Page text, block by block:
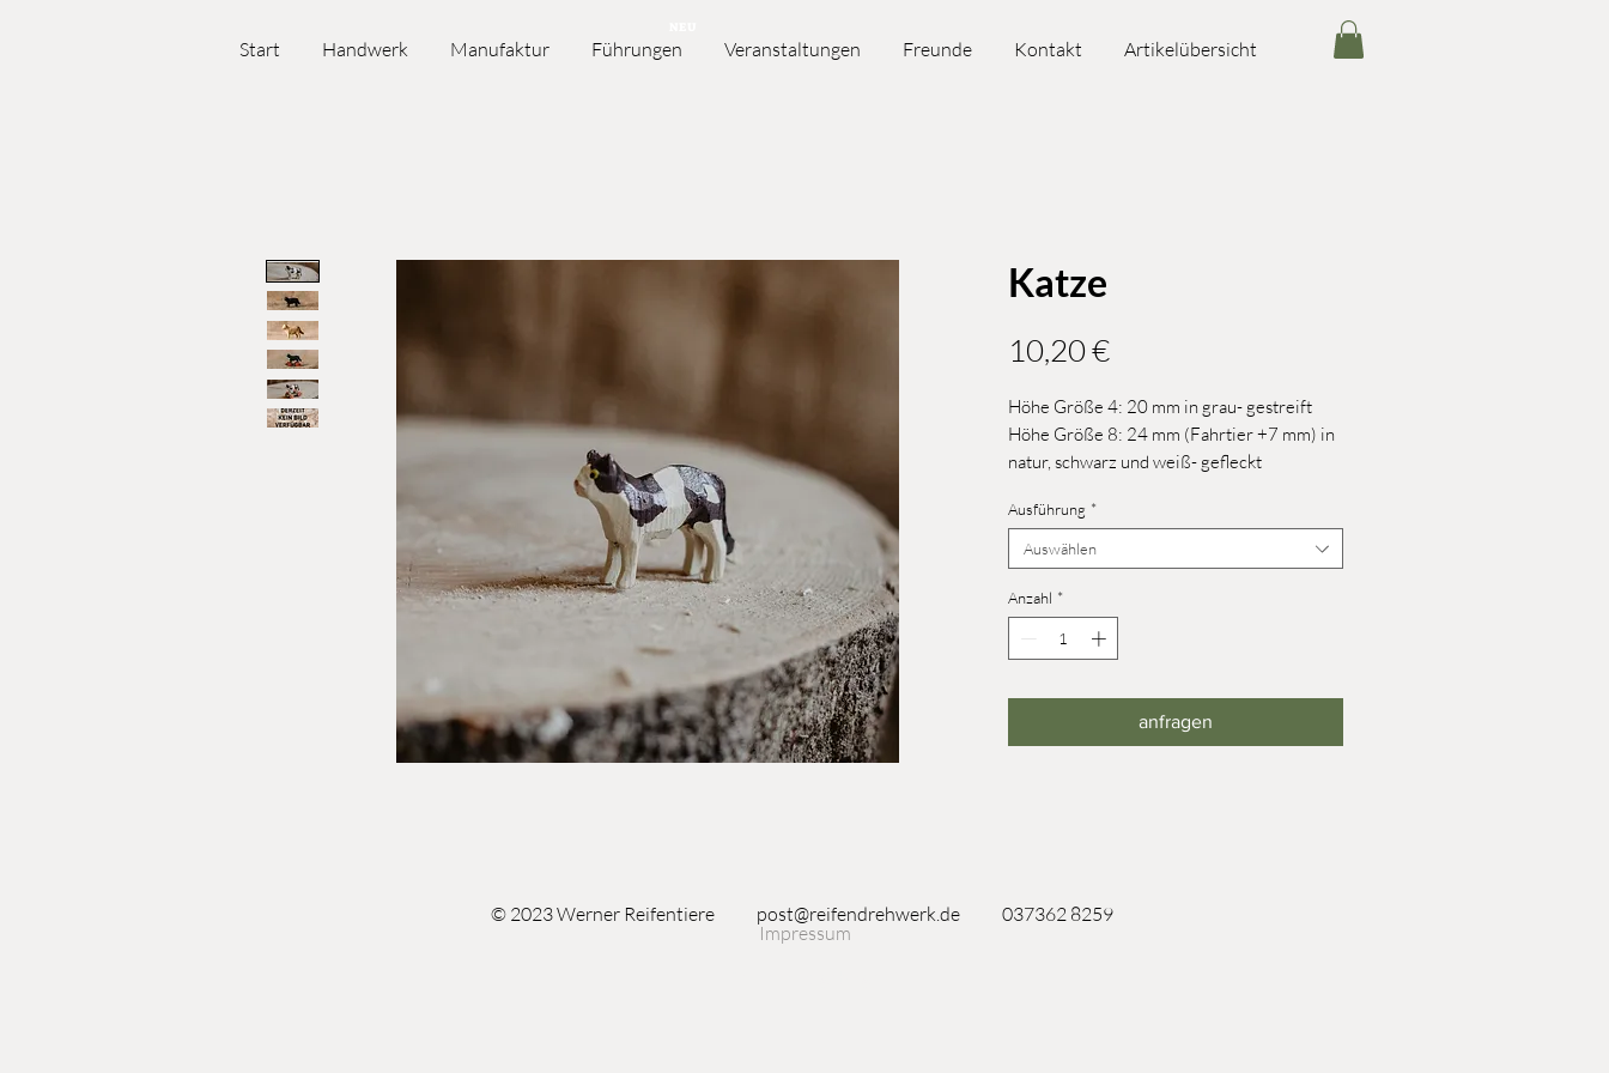
Start Handwerk Manufaktur Führungen Veranstaltungen Freunde Kontakt Artikelübersicht
Katze
10,20 €Preis
Höhe Größe 4: 20 mm in grau- gestreift
Höhe Größe 8: 24 mm (Fahrtier +7 mm) in
natur, schwarz und weiß- gefleckt
Ausführung *
Auswählen
Anzahl *
anfragen
© 2023 Werner Reifentiere
Impressum
post@reifendrehwerk.de 037362 8259